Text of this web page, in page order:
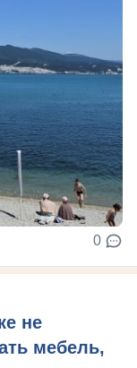
0
не
мебель,